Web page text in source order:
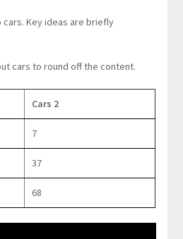
Key ideas are briefly
cars to round off the content.
Cars 2
7
37
68